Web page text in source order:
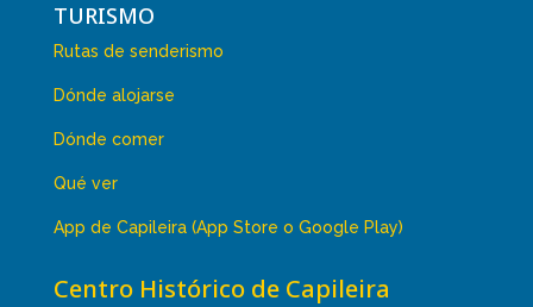
TURISMO
Rutas de senderismo
Dónde alojarse
Dónde comer
Qué ver
App de Capileira (App Store o Google Play)
Centro Histórico de Capileira